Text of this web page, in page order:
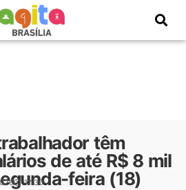
têm
de até R$ 8 mil
feira (18)
17:30